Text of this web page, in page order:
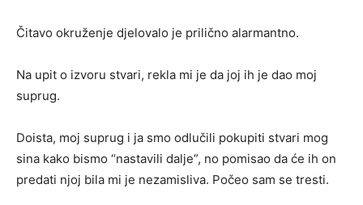
Čitavo okruženje djelovalo je prilično alarmantno.
Na upit o izvoru stvari, rekla mi je da joj ih je dao moj
suprug.
Doista, moj suprug i ja smo odlučili pokupiti stvari mog
sina kako bismo “nastavili dalje”, no pomisao da će ih on
predati njoj bila mi je nezamisliva. Počeo sam se tresti.